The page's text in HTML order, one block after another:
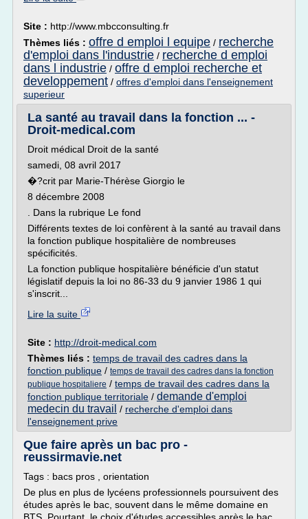
Site : http://www.mbcconsulting.fr
Thèmes liés : offre d emploi l equipe / recherche
d'emploi dans l'industrie / recherche d emploi
dans l industrie / offre d emploi recherche et
developpement / offres d'emploi dans l'enseignement
superieur
La santé au travail dans la fonction ... -
Droit-medical.com
Droit médical Droit de la santé
samedi, 08 avril 2017
�?crit par Marie-Thérèse Giorgio le
8 décembre 2008
. Dans la rubrique Le fond
Différents textes de loi confèrent à la santé au travail dans
la fonction publique hospitalière de nombreuses
spécificités.
La fonction publique hospitalière bénéficie d'un statut
législatif depuis la loi no 86-33 du 9 janvier 1986 1 qui
s'inscrit...
Lire la suite
Site : http://droit-medical.com
Thèmes liés : temps de travail des cadres dans la
fonction publique / temps de travail des cadres dans la fonction
publique hospitaliere / temps de travail des cadres dans la
fonction publique territoriale / demande d'emploi
medecin du travail / recherche d'emploi dans
l'enseignement prive
Que faire après un bac pro -
reussirmavie.net
Tags : bacs pros , orientation
De plus en plus de lycéens professionnels poursuivent des
études après le bac, souvent dans le même domaine en